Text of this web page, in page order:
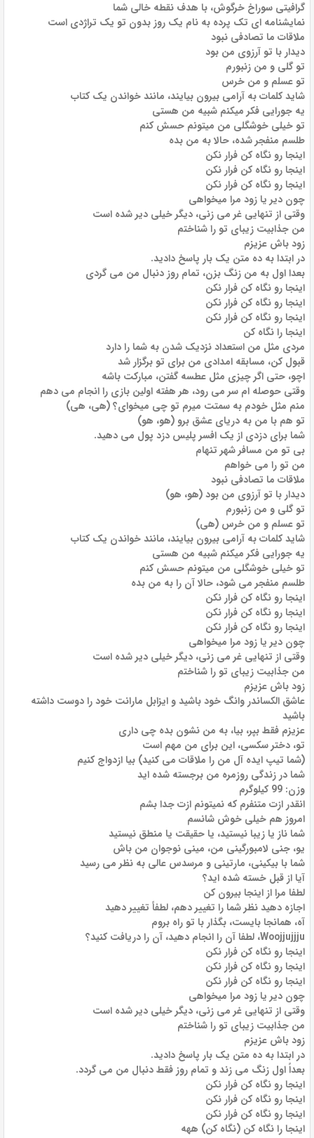
گرافیتی سوراخ خرگوش، با هدف نقطه خالی شما
نمایشنامه ای تک پرده به نام یک روز بدون تو یک تراژدی است
ملاقات ما تصادفی نبود
دیدار با تو آرزوی من بود
تو گلی و من زنبورم
تو عسلم و من خرس
شاید کلمات به آرامی بیرون بیایند، مانند خواندن یک کتاب
یه جورایی فکر میکنم شبیه من هستی
تو خیلی خوشگلی من میتونم حسش کنم
طلسم منفجر شده، حالا به من بده
اینجا رو نگاه کن فرار نکن
اینجا رو نگاه کن فرار نکن
اینجا رو نگاه کن فرار نکن
چون دیر یا زود مرا میخواهی
وقتی از تنهایی غر می زنی، دیگر خیلی دیر شده است
من جذابیت زیبای تو را شناختم
زود باش عزیزم
در ابتدا به ده متن یک بار پاسخ دادید.
بعدا اول به من زنگ بزن، تمام روز دنبال من می گردی
اینجا رو نگاه کن فرار نکن
اینجا رو نگاه کن فرار نکن
اینجا رو نگاه کن فرار نکن
اینجا را نگاه کن
مردی مثل من استعداد نزدیک شدن به شما را دارد
قبول کن، مسابقه امدادی من برای تو برگزار شد
اچو، حتی اگر چیزی مثل عطسه گفتن، مبارکت باشه
وقتی حوصله ام سر می رود، هر هفته اولین بازی را انجام می دهم
منم مثل خودم به سمتت میرم تو چی میخوای؟ (هی، هی)
تو هم با من به دریای عشق برو (هو، هو)
شما برای دزدی از یک افسر پلیس دزد پول می دهید.
بی تو من مسافر شهر تنهام
من تو را می خواهم
ملاقات ما تصادفی نبود
دیدار با تو آرزوی من بود (هو، هو)
تو گلی و من زنبورم
تو عسلم و من خرس (هی)
شاید کلمات به آرامی بیرون بیایند، مانند خواندن یک کتاب
یه جورایی فکر میکنم شبیه من هستی
تو خیلی خوشگلی من میتونم حسش کنم
طلسم منفجر می شود، حالا آن را به من بده
اینجا رو نگاه کن فرار نکن
اینجا رو نگاه کن فرار نکن
اینجا رو نگاه کن فرار نکن
چون دیر یا زود مرا میخواهی
وقتی از تنهایی غر می زنی، دیگر خیلی دیر شده است
من جذابیت زیبای تو را شناختم
زود باش عزیزم
عاشق الکساندر وانگ خود باشید و ایزابل مارانت خود را دوست داشته
باشید
عزیزم فقط بپر، بیا، به من نشون بده چی داری
تو، دختر سکسی، این برای من مهم است
(شما تیپ ایده آل من را ملاقات می کنید) بیا ازدواج کنیم
شما در زندگی روزمره من برجسته شده اید
وزن: 99 کیلوگرم
انقدر ازت متنفرم که نمیتونم ازت جدا بشم
امروز هم خیلی خوش شانسم
شما ناز یا زیبا نیستید، یا حقیقت یا منطق نیستید
یو، جنی لامبورگینی من، مینی نوجوان من باش
شما با بیکینی، مارتینی و مرسدس عالی به نظر می رسید
آیا از قبل خسته شده اید؟
لطفا مرا از اینجا بیرون کن
اجازه دهید نظر شما را تغییر دهم، لطفاً تغییر دهید
آه، همانجا بایست، بگذار با تو راه بروم
Woojjujjju، لطفا آن را انجام دهید، آن را دریافت کنید؟
اینجا رو نگاه کن فرار نکن
اینجا رو نگاه کن فرار نکن
اینجا رو نگاه کن فرار نکن
چون دیر یا زود مرا میخواهی
وقتی از تنهایی غر می زنی، دیگر خیلی دیر شده است
من جذابیت زیبای تو را شناختم
زود باش عزیزم
در ابتدا به ده متن یک بار پاسخ دادید.
بعداً اول زنگ می زند و تمام روز فقط دنبال من می گردد.
اینجا رو نگاه کن فرار نکن
اینجا رو نگاه کن فرار نکن
اینجا رو نگاه کن فرار نکن
اینجا را نگاه کن (نگاه کن) ههه